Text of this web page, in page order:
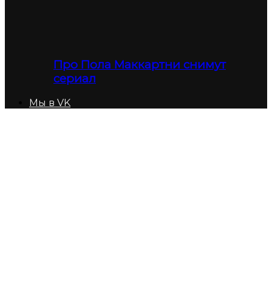
Про Пола Маккартни снимут
сериал
Мы в VK